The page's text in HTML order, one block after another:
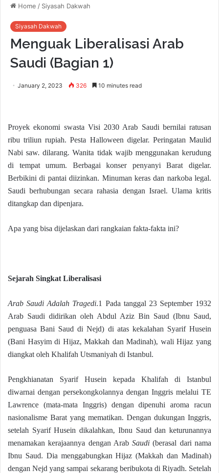
Home / Siyasah Dakwah
Siyasah Dakwah
Menguak Liberalisasi Arab
Saudi (Bagian 1)
January 2, 2023 326 10 minutes read
Proyek ekonomi swasta Visi 2030 Arab Saudi bernilai ratusan
ribu triliun rupiah. Pesta Halloween digelar. Peringatan Maulid
Nabi saw. dilarang. Wanita tidak wajib menggunakan kerudung
di tempat umum. Berbagai konser penyanyi Barat digelar.
Berbikini di pantai diizinkan. Minuman keras dan narkoba legal.
Saudi berhubungan secara rahasia dengan Israel. Ulama kritis
ditangkap dan dipenjara.
Apa yang bisa dijelaskan dari rangkaian fakta-fakta ini?
Sejarah Singkat Liberalisasi
Arab Saudi Adalah Tragedi.1 Pada tanggal 23 September 1932
Arab Saudi didirikan oleh Abdul Aziz Bin Saud (Ibnu Saud,
penguasa Bani Saud di Nejd) di atas kekalahan Syarif Husein
(Bani Hasyim di Hijaz, Makkah dan Madinah), wali Hijaz yang
diangkat oleh Khalifah Utsmaniyah di Istanbul.
Pengkhianatan Syarif Husein kepada Khalifah di Istanbul
diwarnai dengan persekongkolannya dengan Inggris melalui TE
Lawrence (mata-mata Inggris) dengan dipenuhi aroma racun
nasionalisme Barat yang mematikan. Dengan dukungan Inggris,
setelah Syarif Husein dikalahkan, Ibnu Saud dan keturunannya
menamakan kerajaannya dengan ArabSaudi (berasal dari nama
Ibnu Saud. Dia menggabungkan Hijaz (Makkah dan Madinah)
dengan Nejd yang sampai sekarang beribukota di Riyadh. Setelah